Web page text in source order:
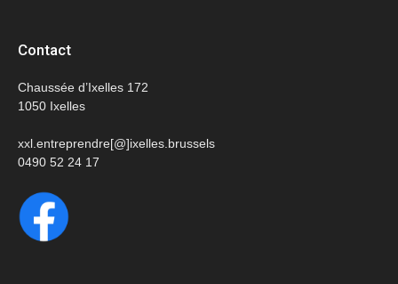
Contact
Chaussée d’Ixelles 172
1050 Ixelles
xxl.entreprendre[@]ixelles.brussels
0490 52 24 17